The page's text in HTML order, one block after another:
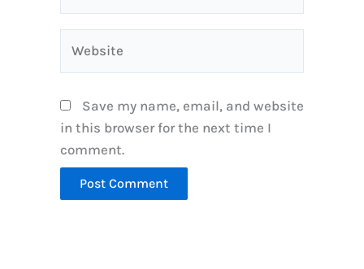
Save my name, email, and website
in this browser for the next time I
comment.